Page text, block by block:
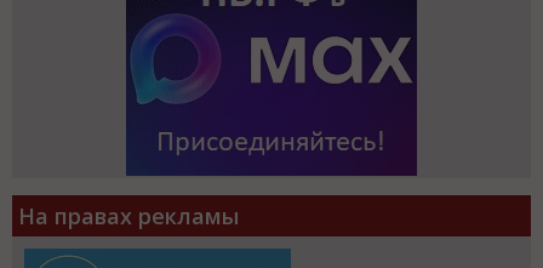
На правах рекламы